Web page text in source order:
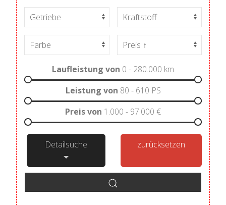
Laufleistung von 0 - 280.000 km
Leistung von 80 - 610 PS
Preis von 1.000 - 97.000 €
Detailsuche zurücksetzen